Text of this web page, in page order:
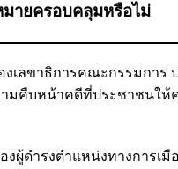
ายครอบคลุมหรือไม่
งเลขาธิการคณะกรรมการ
ามคืบหน้าคดีที่ประชาชนให้
ดำรงตำแหน่งทางการเมื